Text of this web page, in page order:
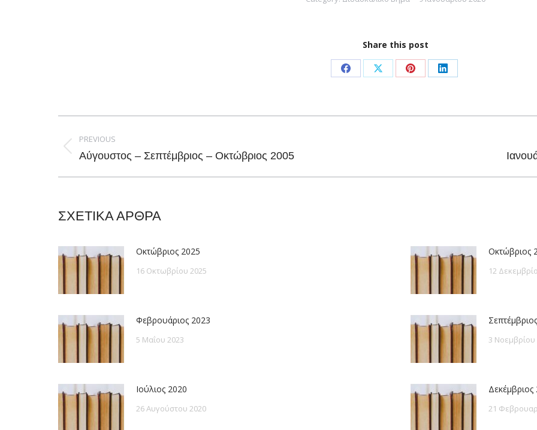
Share this post
Share
Facebook
Share
X
Share
Pinterest
Share
LinkedIn
navigation
PREVIOUS
Previous
Αύγουστος – Σεπτέμβριος – Οκτώβριος 2005
ΣΧΕΤΙΚΑ ΑΡΘΡΑ
Οκτώβριος 2025
16 Οκτωβρίου 2025
Οκτώβριος
12
Φεβρουάριος 2023
5 Μαΐου 2023 3 Νοεμβρίου
Ιούλιος 2020
26 Αυγούστου 2020
Δεκέμβριος
21